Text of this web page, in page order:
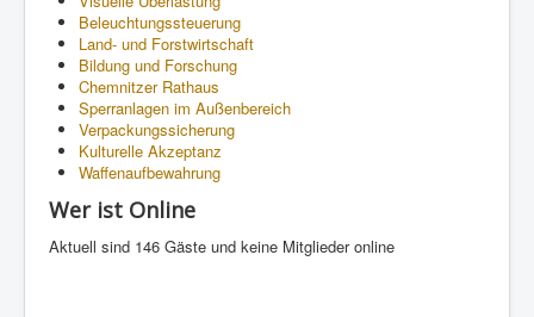
Beleuchtungssteuerung
Land- und Forstwirtschaft
Bildung und Forschung
Chemnitzer Rathaus
Sperranlagen im Außenbereich
Verpackungssicherung
Kulturelle Akzeptanz
Waffenaufbewahrung
Wer ist Online
Aktuell sind 146 Gäste und keine Mitglieder online